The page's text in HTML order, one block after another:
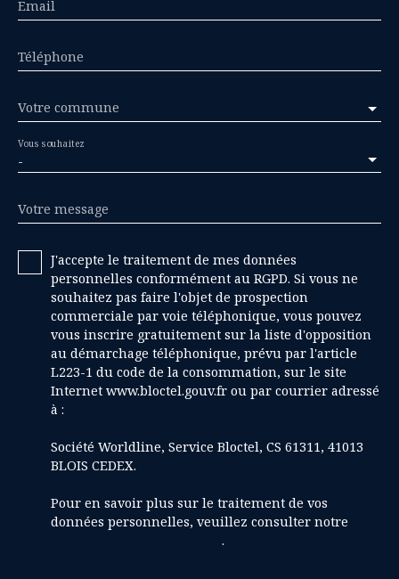
Email
Téléphone
Votre commune
-
Vous souhaitez
Votre message
J'accepte le traitement de mes données
personnelles conformément au RGPD. Si vous ne
souhaitez pas faire l'objet de prospection
commerciale par voie téléphonique, vous pouvez
vous inscrire gratuitement sur la liste d'opposition
au démarchage téléphonique, prévu par l'article
L223-1 du code de la consommation, sur le site
Internet www.bloctel.gouv.fr ou par courrier adressé
à :
Société Worldline, Service Bloctel, CS 61311, 41013
BLOIS CEDEX.
Pour en savoir plus sur le traitement de vos
données personnelles, veuillez consulter notre
.